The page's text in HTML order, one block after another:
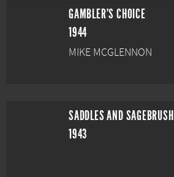
GAMBLER'S CHOICE
1944
MIKE MCGLENNON
SADDLES AND SAGEBRUSH
1943